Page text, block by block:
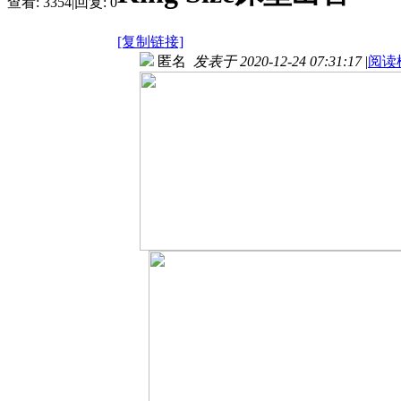
[复制链接]
匿名 发表于 2020-12-24 07:31:17 |阅读